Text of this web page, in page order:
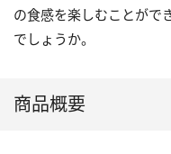
の食感を楽しむことがで
でしょうか。
商品概要